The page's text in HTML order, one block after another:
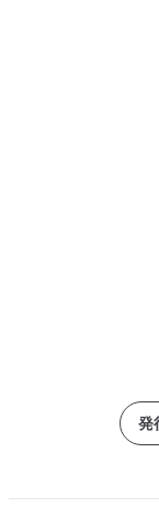
発